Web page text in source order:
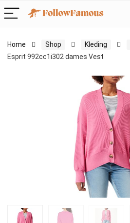
Home Shop Kleding
Esprit 992cc1i302 dames Vest